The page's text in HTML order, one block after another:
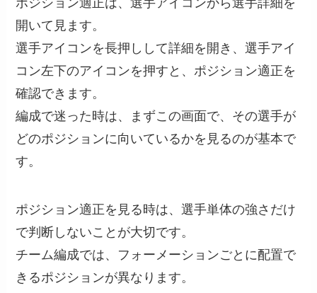
開いて見ます。
選手アイコンを長押しして詳細を開き、選手アイ
コン左下のアイコンを押すと、ポジション適正を
確認できます。
編成で迷った時は、まずこの画面で、その選手が
どのポジションに向いているかを見るのが基本で
す。
ポジション適正を見る時は、選手単体の強さだけ
で判断しないことが大切です。
チーム編成では、フォーメーションごとに配置で
きるポジションが異なります。